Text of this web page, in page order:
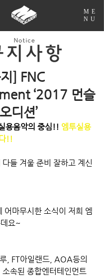
ME
NU
] FNC
‘2017 먼슬
디션’
용음악의 중심!! 엠투실용
!!
들 겨울 준비 잘하고 계신
어마무시한 소식이 저희 엠
요~
, FT아일랜드, AOA등의
속된 종합엔터테인먼트